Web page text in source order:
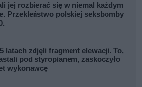
jej rozbierać się w niemal każdym
Przekleństwo polskiej seksbomby
latach zdjęli fragment elewacji. To,
pod styropianem, zaskoczyło
wykonawcę